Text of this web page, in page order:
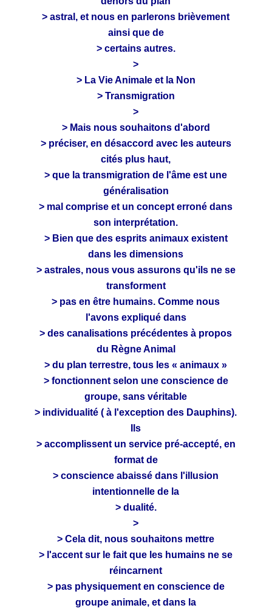
> astral, et nous en parlerons brièvement
ainsi que de
> certains autres.
>
> La Vie Animale et la Non
> Transmigration
>
> Mais nous souhaitons d'abord
> préciser, en désaccord avec les auteurs
cités plus haut,
> que la transmigration de l'âme est une
généralisation
> mal comprise et un concept erroné dans
son interprétation.
> Bien que des esprits animaux existent
dans les dimensions
> astrales, nous vous assurons qu'ils ne se
transforment
> pas en être humains. Comme nous
l'avons expliqué dans
> des canalisations précédentes à propos
du Règne Animal
> du plan terrestre, tous les « animaux »
> fonctionnent selon une conscience de
groupe, sans véritable
> individualité ( à l'exception des Dauphins).
Ils
> accomplissent un service pré-accepté, en
format de
> conscience abaissé dans l'illusion
intentionnelle de la
> dualité.
>
> Cela dit, nous souhaitons mettre
> l'accent sur le fait que les humains ne se
réincarnent
> pas physiquement en conscience de
groupe animale, et dans la